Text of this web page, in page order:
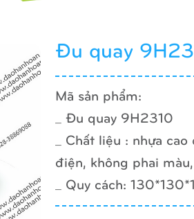
Đu quay
Mã sản phẩm:
_ Đu quay 9H2310
_ Chất liệu : nhựa
điện, không phai
_ Quy cách: